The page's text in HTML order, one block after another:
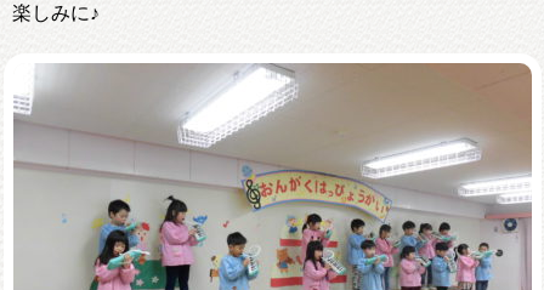
楽しみに♪